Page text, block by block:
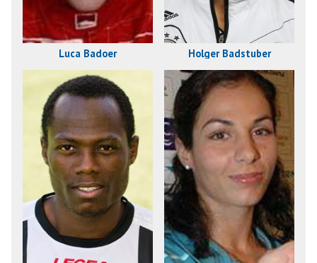
Luca Badoer Holger Badstuber